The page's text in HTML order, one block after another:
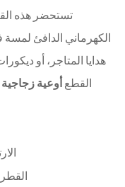
تستحضر هذه
الكهرماني الدافئ
هدايا المتاجر، أو
القطع أوعية زجاجية